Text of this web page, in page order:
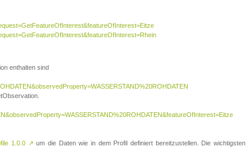
enthalten sind
1.0.0 ↗ um die Daten wie in dem Profil definiert bereitzustellen. Die wichtigsten